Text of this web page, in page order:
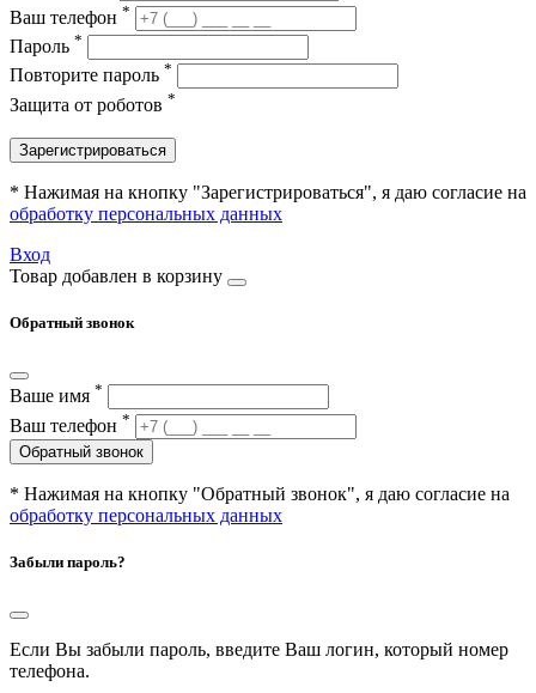
Ваш телефон *
Пароль *
Повторите пароль *
Защита от роботов *
Зарегистрироваться
* Нажимая на кнопку "Зарегистрироваться", я даю согласие на
обработку персональных данных
Вход
Товар добавлен в корзину
Обратный звонок
Ваше имя *
Ваш телефон *
Обратный звонок
* Нажимая на кнопку "Обратный звонок", я даю согласие на
обработку персональных данных
Забыли пароль?
Если Вы забыли пароль, введите Ваш логин, который номер
телефона.